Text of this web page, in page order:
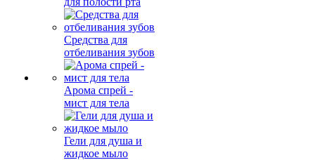
Средства для
отбеливания зубов
Арома спрей -
мист для тела
Гели для душа и
жидкое мыло